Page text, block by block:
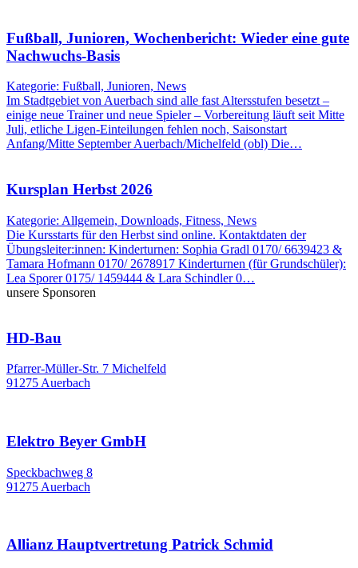
Fußball, Junioren, Wochenbericht: Wieder eine gute
Nachwuchs-Basis
Kategorie: Fußball, Junioren, News
Im Stadtgebiet von Auerbach sind alle fast Altersstufen besetzt –
einige neue Trainer und neue Spieler – Vorbereitung läuft seit Mitte
Juli, etliche Ligen-Einteilungen fehlen noch, Saisonstart
Anfang/Mitte September Auerbach/Michelfeld (obl) Die…
Kursplan Herbst 2026
Kategorie: Allgemein, Downloads, Fitness, News
Die Kursstarts für den Herbst sind online. Kontaktdaten der
Übungsleiter:innen: Kinderturnen: Sophia Gradl 0170/ 6639423 &
Tamara Hofmann 0170/ 2678917 Kinderturnen (für Grundschüler):
Lea Sporer 0175/ 1459444 & Lara Schindler 0…
unsere Sponsoren
HD-Bau
Pfarrer-Müller-Str. 7 Michelfeld
91275 Auerbach
Elektro Beyer GmbH
Speckbachweg 8
91275 Auerbach
Allianz Hauptvertretung Patrick Schmid